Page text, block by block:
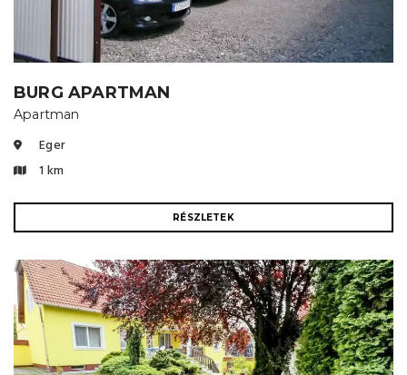
BURG APARTMAN
Apartman
Eger
1 km
RÉSZLETEK